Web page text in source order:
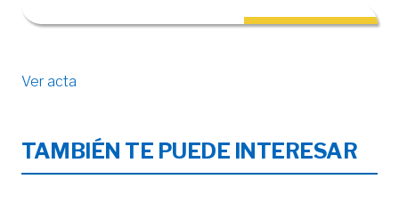
Ver acta
TAMBIÉN TE PUEDE INTERESAR